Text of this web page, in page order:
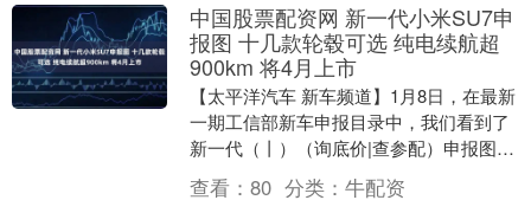
中国股票配资网 新一代小米SU7申
报图 十几款轮毂可选 纯电续航超
900km 将4月上市
【太平洋汽车 新车频道】1月8日，在最新
一期工信部新车申报目录中，我们看到了
新一代（丨）（询底价|查参配）申报图，
新车将提供十几款轮廓可选，整车尺寸与
现款车型基....
查看： 80 分类： 牛配资